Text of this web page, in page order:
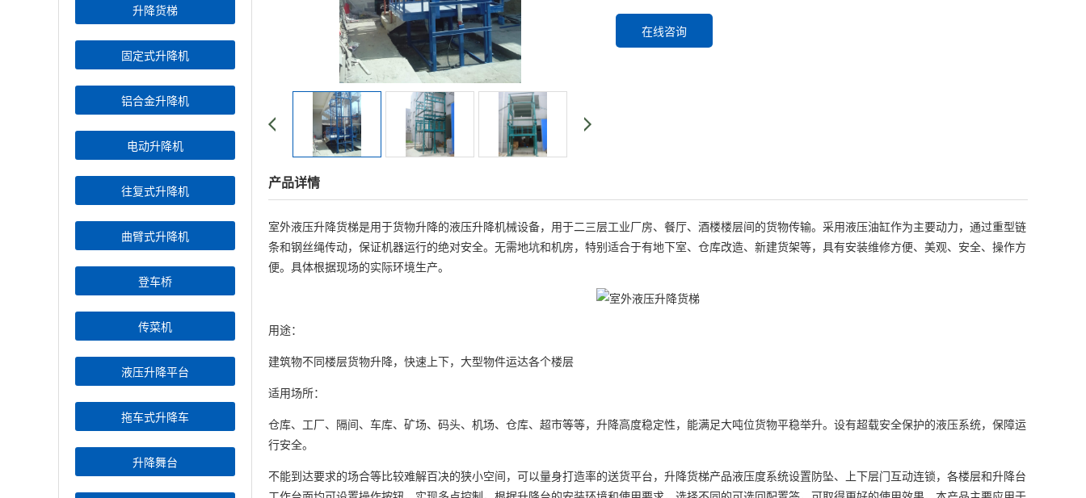
升降货梯
固定式升降机
铝合金升降机
电动升降机
往复式升降机
曲臂式升降机
登车桥
传菜机
液压升降平台
拖车式升降车
升降舞台
在线咨询
产品详情
室外液压升降货梯是用于货物升降的液压升降机械设备，用于二三层工业厂房、餐厅、酒楼楼层间的货物传输。采用液压油缸作为主要动力，通过重型链
条和钢丝绳传动，保证机器运行的绝对安全。无需地坑和机房，特别适合于有地下室、仓库改造、新建货架等，具有安装维修方便、美观、安全、操作方
便。具体根据现场的实际环境生产。
用途：
建筑物不同楼层货物升降，快速上下，大型物件运达各个楼层
适用场所：
仓库、工厂、隔间、车库、矿场、码头、机场、仓库、超市等等，升降高度稳定性，能满足大吨位货物平稳举升。设有超载安全保护的液压系统，保障运
行安全。
不能到达要求的场合等比较难解百决的狭小空间，可以量身打造率的送货平台，升降货梯产品液压度系统设置防坠、上下层门互动连锁，各楼层和升降台